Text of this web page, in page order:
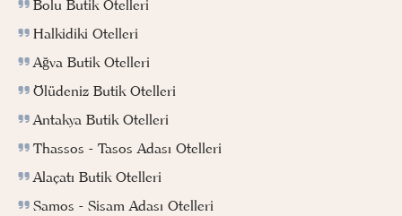
Bolu Butik Otelleri
Halkidiki Otelleri
Ağva Butik Otelleri
Ölüdeniz Butik Otelleri
Antakya Butik Otelleri
Thassos - Tasos Adası Otelleri
Alaçatı Butik Otelleri
Samos - Sisam Adası Otelleri